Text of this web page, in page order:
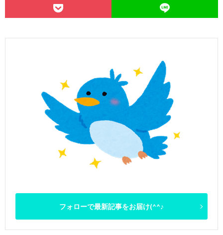
フォローで最新記事をお届け(^^♪